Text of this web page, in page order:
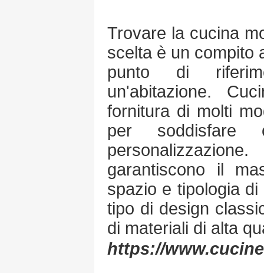
Trovare la cucina
scelta è un compito
punto di
un'abitazione.
fornitura di molti
per
garantiscono il
spazio e tipologia
tipo di design
di materiali di alta
https://